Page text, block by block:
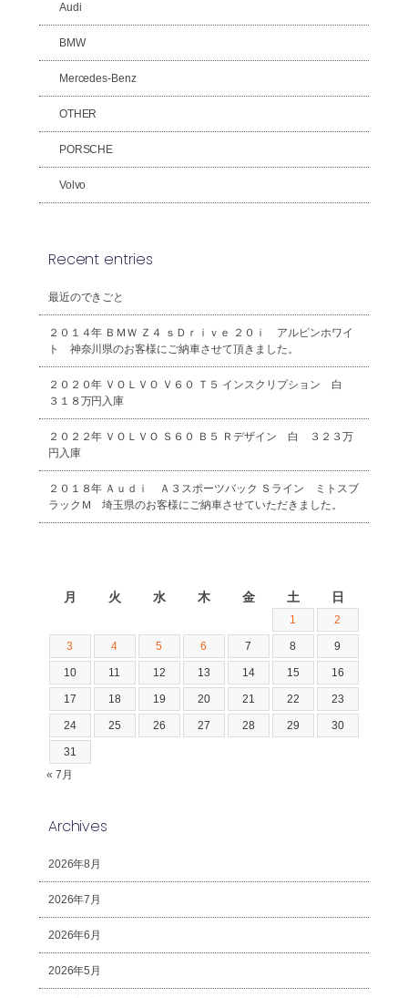
Audi
BMW
Mercedes-Benz
OTHER
PORSCHE
Volvo
Recent entries
最近のできごと
２０１４年 ＢＭＷ Ｚ４ ｓＤｒｉｖｅ ２０ｉ アルピンホワイ
ト 神奈川県のお客様にご納車させて頂きました。
２０２０年 ＶＯＬＶＯ Ｖ６０ Ｔ５ インスクリプション 白
３１８万円入庫
２０２２年 ＶＯＬＶＯ Ｓ６０ Ｂ５ Ｒデザイン 白 ３２３万
円入庫
２０１８年 Ａｕｄｉ Ａ３スポーツバック Ｓライン ミトスブ
ラックＭ 埼玉県のお客様にご納車させていただきました。
月 火 水 木 金 土 日
1 2
3 4 5 6 7 8 9
10 11 12 13 14 15 16
17 18 19 20 21 22 23
24 25 26 27 28 29 30
31
« 7月
Archives
2026年8月
2026年7月
2026年6月
2026年5月